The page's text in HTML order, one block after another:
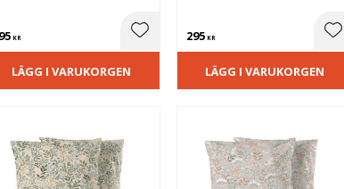
favoriter
KR Lägg till i favoriter
LÄGG I VARUKORGEN
295KR
LÄGG I VARUKORGEN